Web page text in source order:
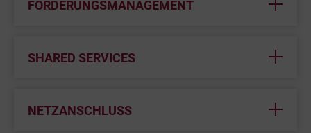
FORDERUNGSMANAGEMENT
SHARED SERVICES
NETZANSCHLUSS